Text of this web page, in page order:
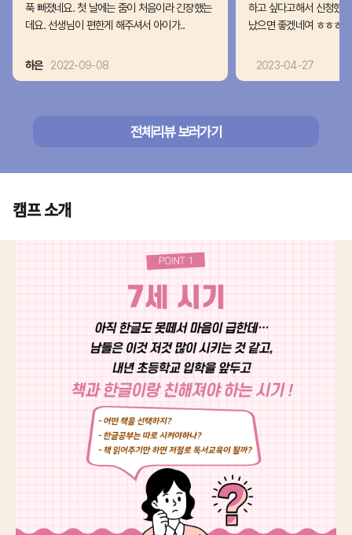
푹 빠졌네요. 첫 날에는 줌이 처음이라 긴장했는
데요. 선생님이 편한게 해주셔서 아이가..
하은 2022-09-08
하고 싶다고해서 신청했
났으면 좋겠네여 ㅎㅎㅎ
2023-04-27
전체리뷰 보러가기
캠프 소개